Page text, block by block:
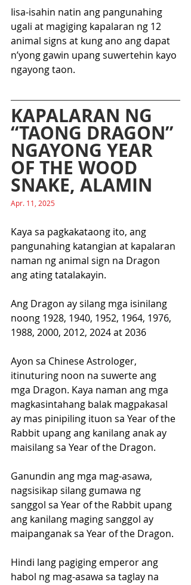
Iisa-isahin natin ang pangunahing
ugali at magiging kapalaran ng 12
animal signs at kung ano ang dapat
n’yong gawin upang suwertehin kayo
ngayong taon.
KAPALARAN NG
“TAONG DRAGON”
NGAYONG YEAR
OF THE WOOD
SNAKE, ALAMIN
Apr. 11, 2025
Kaya sa pagkakataong ito, ang
pangunahing katangian at kapalaran
naman ng animal sign na Dragon
ang ating tatalakayin.
Ang Dragon ay silang mga isinilang
noong 1928, 1940, 1952, 1964, 1976,
1988, 2000, 2012, 2024 at 2036
Ayon sa Chinese Astrologer,
itinuturing noon na suwerte ang
mga Dragon. Kaya naman ang mga
magkasintahang balak magpakasal
ay mas pinipiling ituon sa Year of the
Rabbit upang ang kanilang anak ay
maisilang sa Year of the Dragon.
Ganundin ang mga mag-asawa,
nagsisikap silang gumawa ng
sanggol sa Year of the Rabbit upang
ang kanilang maging sanggol ay
maipanganak sa Year of the Dragon.
Hindi lang pagiging emperor ang
habol ng mag-asawa sa taglay na